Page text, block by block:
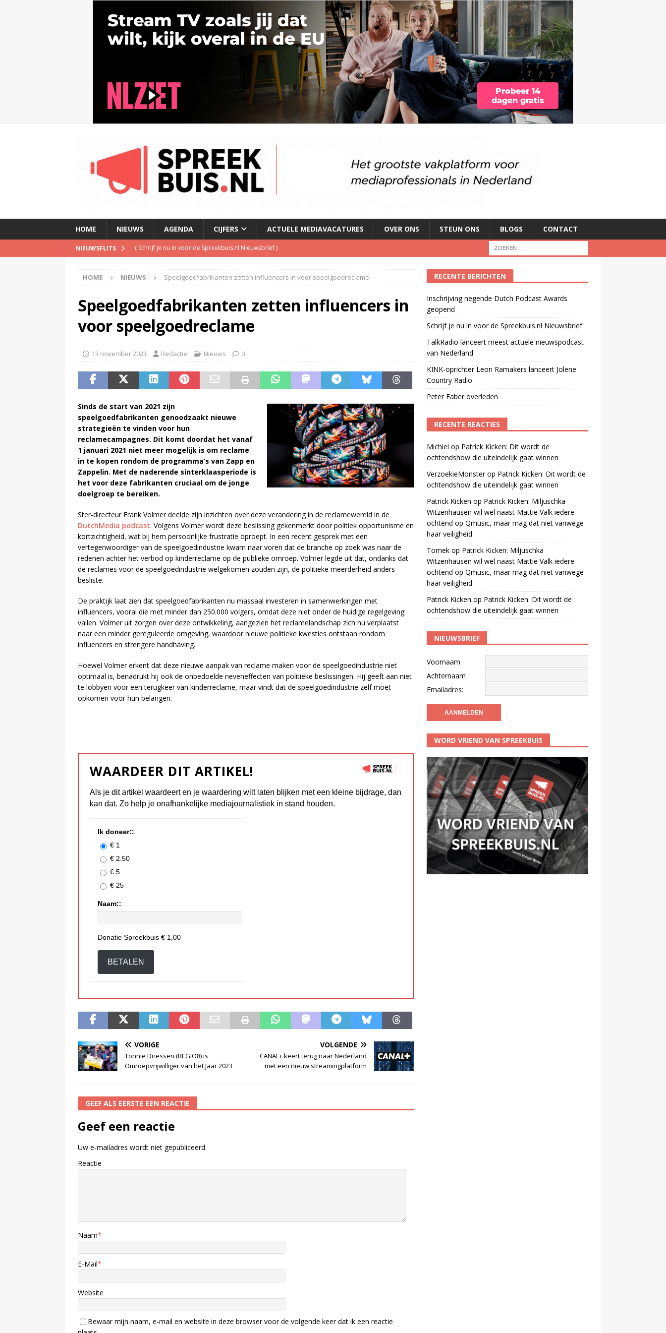
HOME NIEUWS AGENDA CIJFERS ACTUELE MEDIAVACATURES OVER ONS STEUN ONS BLOGS CONTACT
NIEUWSFLITS ( Schrijf je nu in voor de Spreekbuis.nl Nieuwsbrief)
(KINK-oprichter Leon Ramakers lanceert Jolene Country Radio
Peter Faber overleden
HOME NIEUWS Speelgoedfabrikanten zetten influencers in voor speelgoedreclame
Speelgoedfabrikanten zetten influencers in
voor speelgoedreclame
13 november 2023 Redactie Nieuws 0
Sinds de start van 2021 zijn
speelgoedfabrikanten genoodzaakt nieuwe
strategieën te vinden voor hun
reclamecampagnes. Dit komt doordat het vanaf
1 januari 2021 niet meer mogelijk is om reclame
in te kopen rondom de programma’s van Zapp en
Zappelin. Met de naderende sinterklaasperiode is
het voor deze fabrikanten cruciaal om de jonge
doelgroep te bereiken.
Ster-directeur Frank Volmer deelde zijn inzichten over deze verandering in de reclamewereld in de
DutchMedia podcast. Volgens Volmer wordt deze beslissing gekenmerkt door politiek opportunisme en
kortzichtigheid, wat bij hem persoonlijke frustratie oproept. In een recent gesprek met een
vertegenwoordiger van de speelgoedindustrie kwam naar voren dat de branche op zoek was naar de
redenen achter het verbod op kinderreclame op de publieke omroep. Volmer legde uit dat, ondanks dat
de reclames voor de speelgoedindustrie welgekomen zouden zijn, de politieke meerderheid anders
besliste.
De praktijk laat zien dat speelgoedfabrikanten nu massaal investeren in samenwerkingen met
influencers, vooral die met minder dan 250.000 volgers, omdat deze niet onder de huidige regelgeving
vallen. Volmer uit zorgen over deze ontwikkeling, aangezien het reclamelandschap zich nu verplaatst
naar een minder gereguleerde omgeving, waardoor nieuwe politieke kwesties ontstaan rondom
influencers en strengere handhaving.
Hoewel Volmer erkent dat deze nieuwe aanpak van reclame maken voor de speelgoedindustrie niet
optimaal is, benadrukt hij ook de onbedoelde neveneffecten van politieke beslissingen. Hij geeft aan niet
te lobbyen voor een terugkeer van kinderreclame, maar vindt dat de speelgoedindustrie zelf moet
opkomen voor hun belangen.
WAARDEER DIT ARTIKEL!
Als je dit artikel waardeert en je waardering wilt laten blijken met een kleine bijdrage, dan
kan dat. Zo help je onafhankelijke mediajournalistiek in stand houden.
Ik doneer::
€ 1
€ 2.50
€ 5
€ 25
Naam::
Donatie Spreekbuis € 1,00
BETALEN
VORIGE
Tonnie Driessen (REGIO8) is
Omroepvrijwilliger van het Jaar 2023
VOLGENDE
CANAL+ keert terug naar Nederland
met een nieuw streamingplatform
GEEF ALS EERSTE EEN REACTIE
Geef een reactie
Uw e-mailadres wordt niet gepubliceerd.
Reactie
Naam*
E-Mail*
Website
Bewaar mijn naam, e-mail en website in deze browser voor de volgende keer dat ik een reactie
RECENTE BERICHTEN
Inschrijving negende Dutch Podcast Awards
geopend
Schrijf je nu in voor de Spreekbuis.nl Nieuwsbrief
TalkRadio lanceert meest actuele nieuwspodcast
van Nederland
KINK-oprichter Leon Ramakers lanceert Jolene
Country Radio
Peter Faber overleden
RECENTE REACTIES
Michiel op Patrick Kicken: Dit wordt de
ochtendshow die uiteindelijk gaat winnen
VerzoekieMonsterop Patrick Kicken: Dit wordt de
ochtendshow die uiteindelijk gaat winnen
Patrick Kicken op Patrick Kicken: Miljuschka
Witzenhausen wil wel naast Mattie Valk iedere
ochtend op Qmusic, maar mag dat niet vanwege
haar veiligheid
Tomekop Patrick Kicken: Miljuschka
Witzenhausen wil wel naast Mattie Valk iedere
ochtend op Qmusic, maar mag dat niet vanwege
haar veiligheid
Patrick Kicken op Patrick Kicken: Dit wordt de
ochtendshow die uiteindelijk gaat winnen
NIEUWSBRIEF
Voornaam
Achternaam
Emailadres:
WORD VRIEND VAN SPREEKBUIS